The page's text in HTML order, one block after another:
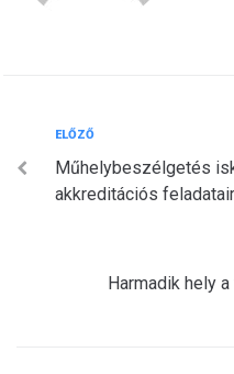
Bejegyzés
navigáció
Előző
ELŐZŐ
Műhelybeszélgetés
akkreditációs
Harmadik hely